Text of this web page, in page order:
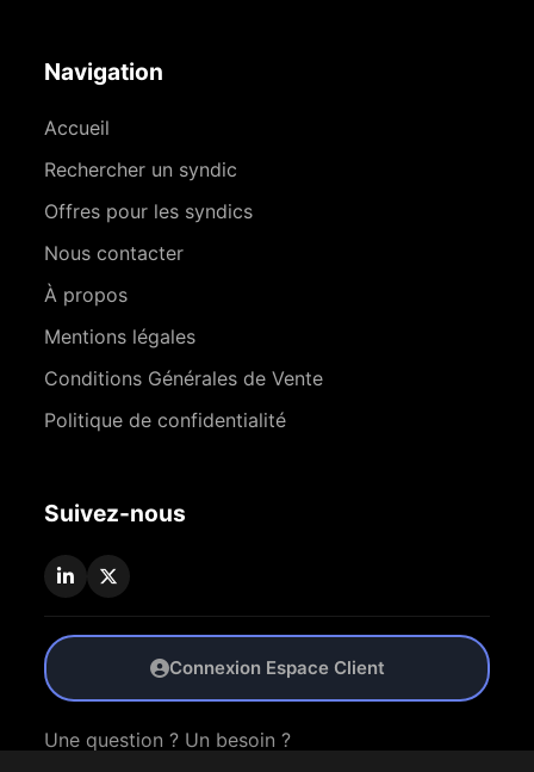
Navigation
Accueil
Rechercher un syndic
Offres pour les syndics
Nous contacter
À propos
Mentions légales
Conditions Générales de Vente
Politique de confidentialité
Suivez-nous
Connexion Espace Client
Une question ? Un besoin ?